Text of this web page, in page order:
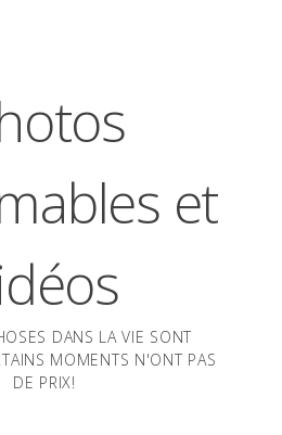
et
DANS LA VIE SONT
MOMENTS N'ONT PAS
DE PRIX!